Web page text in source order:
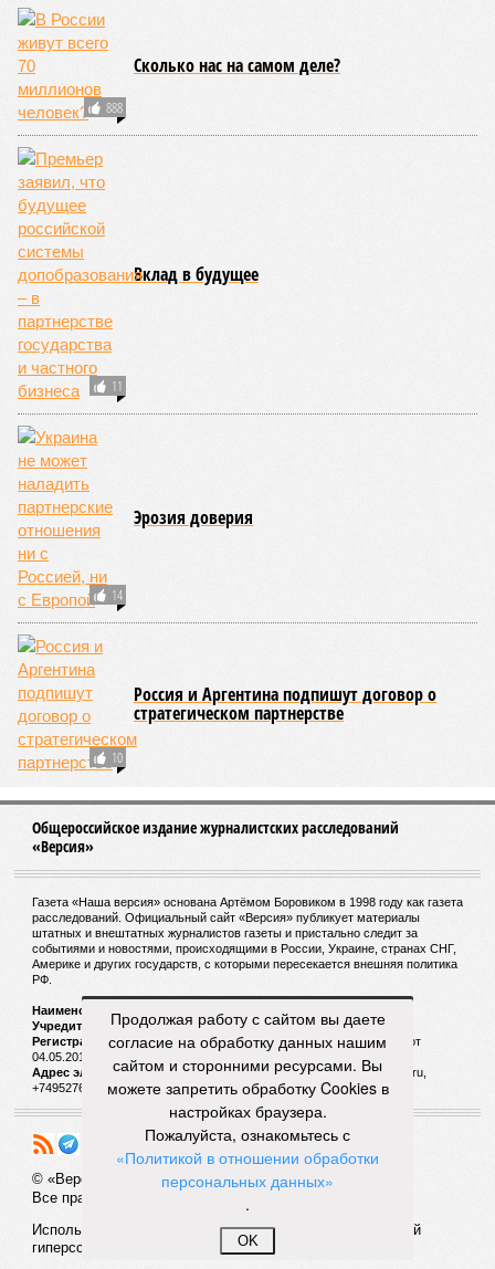
888
Сколько нас на самом деле?
11
Вклад в будущее
14
Эрозия доверия
10
Россия и Аргентина подпишут договор о
стратегическом партнерстве
Общероссийское издание журналистских расследований
«Версия»
Газета «Наша версия» основана Артёмом Боровиком в 1998 году как газета
расследований. Официальный сайт «Версия» публикует материалы
штатных и внештатных журналистов газеты и пристально следит за
событиями и новостями, происходящими в России, Украине, странах СНГ,
Америке и других государств, с которыми пересекается внешняя политика
РФ.
Наименование:
Учредитель:
ООО «Версия»,Главный редактор:Горевой Р. Г.
Регистрационный номер Роскомнадзора:ЭЛ № ФС 77 - 72681 от
04.05.2018 г.
Адрес электронной почты и телефон редакции:versia@versia.ru,
+74952760348
© «Версия»
Все права защищены
Использование материалов «Версии» без индексируемой
гиперссылки запрещено
Продолжая работу с сайтом вы даете
согласие на обработку данных нашим
сайтом и сторонними ресурсами. Вы
можете запретить обработку Cookies в
настройках браузера.
Пожалуйста, ознакомьтесь с
«Политикой в отношении обработки
персональных данных»
.
OK